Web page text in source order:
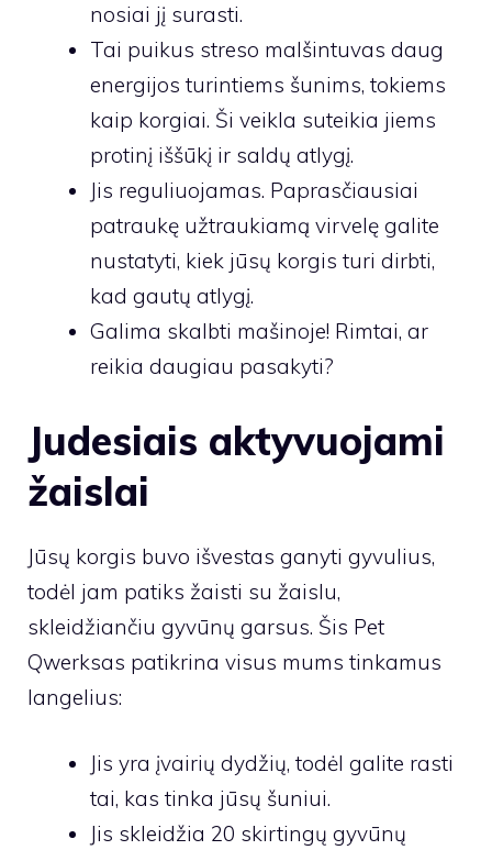
nosiai jį surasti.
Tai puikus streso malšintuvas daug
energijos turintiems šunims, tokiems
kaip korgiai. Ši veikla suteikia jiems
protinį iššūkį ir saldų atlygį.
Jis reguliuojamas. Paprasčiausiai
patraukę užtraukiamą virvelę galite
nustatyti, kiek jūsų korgis turi dirbti,
kad gautų atlygį.
Galima skalbti mašinoje! Rimtai, ar
reikia daugiau pasakyti?
Judesiais aktyvuojami
žaislai
Jūsų korgis buvo išvestas ganyti gyvulius,
todėl jam patiks žaisti su žaislu,
skleidžiančiu gyvūnų garsus. Šis Pet
Qwerksas patikrina visus mums tinkamus
langelius:
Jis yra įvairių dydžių, todėl galite rasti
tai, kas tinka jūsų šuniui.
Jis skleidžia 20 skirtingų gyvūnų